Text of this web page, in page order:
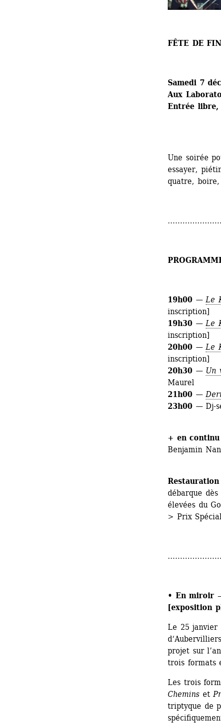
FÊTE DE
Samedi 7
Aux
Entrée
Une soirée
essayer,
quatre,
19h00 — Le
inscription]
19h30 — Le
inscription]
20h00 — Le
inscription]
20h30 — Un
Maurel
21h00 —
23h00 — Dj-
+ en
Benjamin
débarque
élevées du
> Prix
• En miroir
[exposition
Le 25 janvier
projet sur
trois formats
Les trois
Chemins et
triptyque de